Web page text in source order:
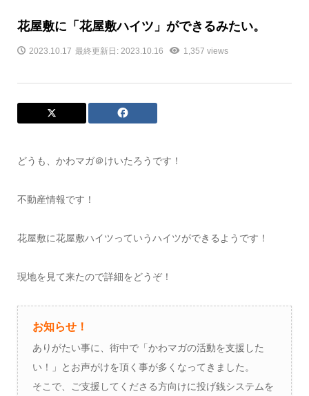
花屋敷に「花屋敷ハイツ」ができるみたい。
2023.10.17 最終更新日: 2023.10.16 1,357 views
どうも、かわマガ＠けいたろうです！
不動産情報です！
花屋敷に花屋敷ハイツっていうハイツができるようです！
現地を見て来たので詳細をどうぞ！
お知らせ！
ありがたい事に、街中で「かわマガの活動を支援した
い！」とお声がけを頂く事が多くなってきました。
そこで、ご支援してくださる方向けに投げ銭システムを